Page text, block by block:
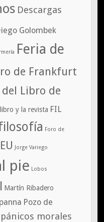
Descargas
Golombek
Feria de
de Frankfurt
Libro de
y la revista FIL
Foro de
Jorge Variego
pie Lobos
Martín Ribadero
Pozo de
pánicos morales